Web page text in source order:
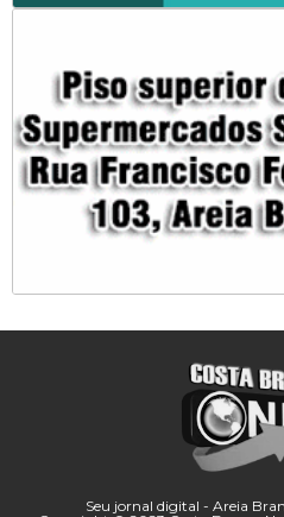
Seu jornal digital - Areia